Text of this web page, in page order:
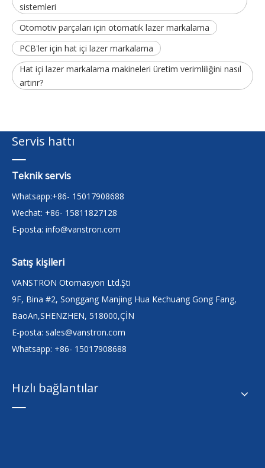
sistemleri
Otomotiv parçaları için otomatik lazer markalama
PCB'ler için hat içi lazer markalama
Hat içi lazer markalama makineleri üretim verimliliğini nasıl
artırır?
Servis hattı
Teknik servis
Whatsapp:+86- 15017908688
Wechat: +86- 15811827128
E-posta: info@vanstron.com
Satış kişileri
VANSTRON Otomasyon Ltd.Şti
9F, Bina #2, Songgang Manjing Hua Kechuang Gong Fang,
BaoAn,SHENZHEN, 518000,ÇİN
E-posta: sales@vanstron.com
Whatsapp: +86- 15017908688
Hızlı bağlantılar